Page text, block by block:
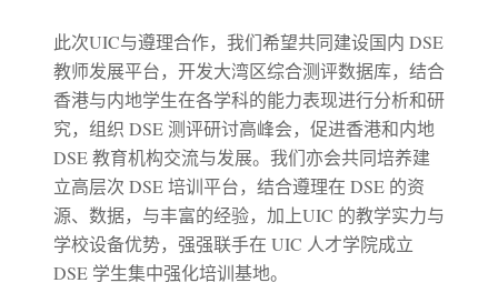
此次UIC与遵理合作，我们希望共同建设国内 DSE
教师发展平台，开发大湾区综合测评数据库，结合
香港与内地学生在各学科的能力表现进行分析和研
究，组织 DSE 测评研讨高峰会，促进香港和内地
DSE 教育机构交流与发展。我们亦会共同培养建
立高层次 DSE 培训平台，结合遵理在 DSE 的资
源、数据，与丰富的经验，加上UIC 的教学实力与
学校设备优势，强强联手在 UIC 人才学院成立
DSE 学生集中强化培训基地。